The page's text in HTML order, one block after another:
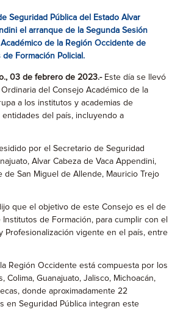
Seguridad Pública del Estado Alvar
el arranque de la Segunda Sesión
de la Región Occidente de
Formación Policial.
03 de febrero de 2023.-Este día se llevó
del Consejo Académico de la
a los institutos y academias de
del país, incluyendo a
por el Secretario de Seguridad
Alvar Cabeza de Vaca Appendini,
de San Miguel de Allende, Mauricio Trejo
que el objetivo de este Consejo es el de
de Formación, para cumplir con el
Profesionalización vigente en el país, entre
Región Occidente está compuesta por los
Colima, Guanajuato, Jalisco, Michoacán,
donde aproximadamente 22
en Seguridad Pública integran este